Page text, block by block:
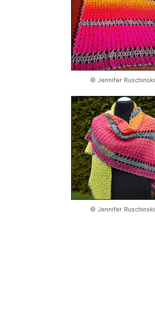
© Jennifer Ruschinski
© Jennifer Ruschinski